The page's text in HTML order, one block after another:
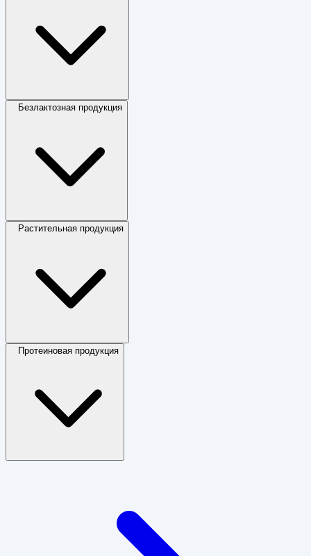
Безлактозная продукция
Растительная продукция
Протеиновая продукция